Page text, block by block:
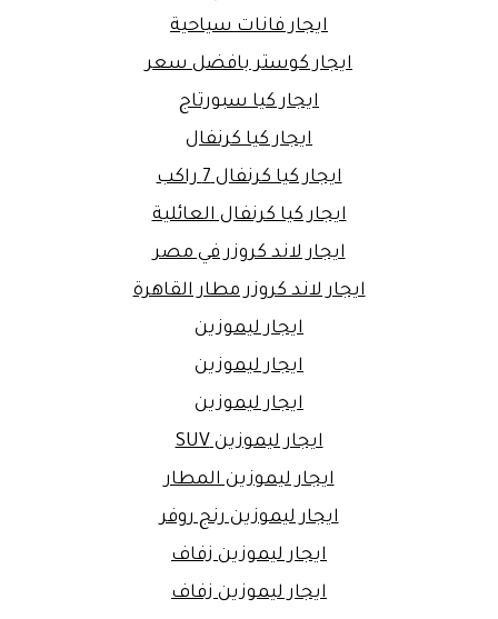
ايجار فانات سياحية
ايجار كوستر بافضل سعر
ايجار كيا سبورتاج
ايجار كيا كرنفال
ايجار كيا كرنفال 7 راكب
ايجار كيا كرنفال العائلية
ايجار لاند كروزر في مصر
ايجار لاند كروزر مطار القاهرة
ايجار ليموزين
ايجار ليموزين
ايجار ليموزين
ايجار ليموزين SUV
ايجار ليموزين المطار
ايجار ليموزين رنج روفر
ايجار ليموزين زفاف
ايجار ليموزين زفاف